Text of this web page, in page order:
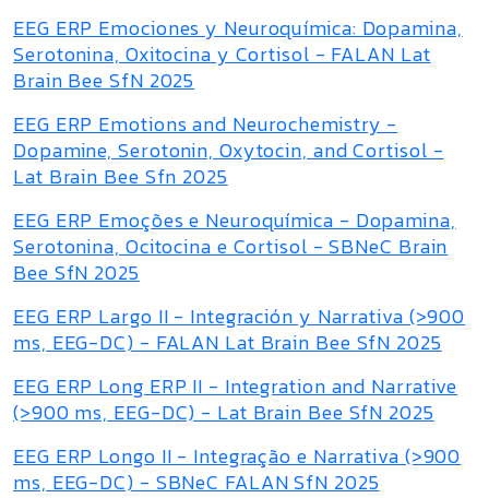
EEG ERP Emociones y Neuroquímica: Dopamina,
Serotonina, Oxitocina y Cortisol - FALAN Lat
Brain Bee SfN 2025
EEG ERP Emotions and Neurochemistry -
Dopamine, Serotonin, Oxytocin, and Cortisol -
Lat Brain Bee Sfn 2025
EEG ERP Emoções e Neuroquímica - Dopamina,
Serotonina, Ocitocina e Cortisol - SBNeC Brain
Bee SfN 2025
EEG ERP Largo II - Integración y Narrativa (>900
ms, EEG-DC) - FALAN Lat Brain Bee SfN 2025
EEG ERP Long ERP II - Integration and Narrative
(>900 ms, EEG-DC) - Lat Brain Bee SfN 2025
EEG ERP Longo II - Integração e Narrativa (>900
ms, EEG-DC) - SBNeC FALAN SfN 2025